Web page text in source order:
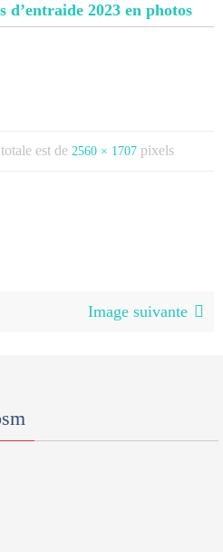
d’entraide 2023 en photos
est de 2560 × 1707 pixels
Image suivante